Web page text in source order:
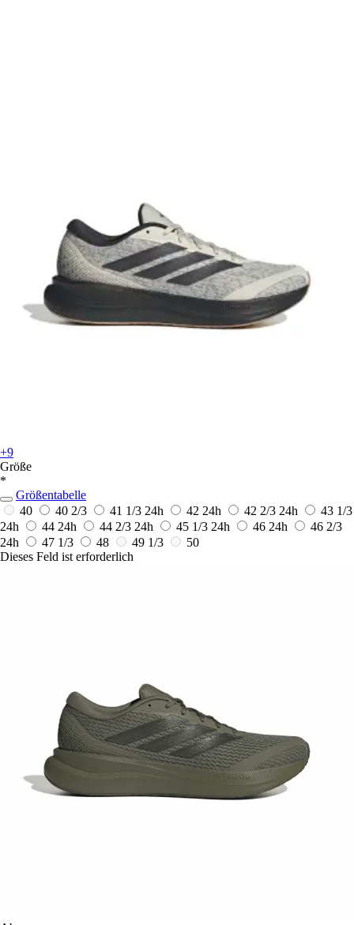
+9
Größe
*
Größentabelle
40
40 2/3 41 1/3 24h 42 24h 42 2/3 24h
43 1/3
24h
44 24h 44 2/3 24h 45 1/3 24h 46 24h
46 2/3
24h
47 1/3 48 49 1/3
50
Dieses Feld ist erforderlich